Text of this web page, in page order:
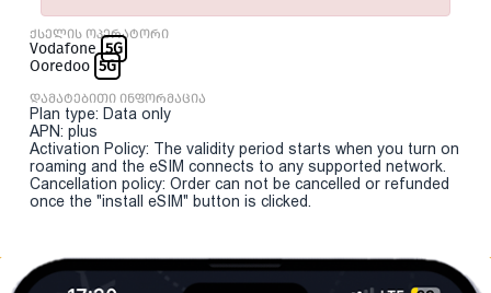
ქსელის ოპერატორი
Vodafone 5G
Ooredoo 5G
დამატებითი ინფორმაცია
Plan type: Data only
APN: plus
Activation Policy: The validity period starts when you turn on
roaming and the eSIM connects to any supported network.
Cancellation policy: Order can not be cancelled or refunded
once the "install eSIM" button is clicked.